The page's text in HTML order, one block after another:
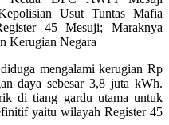
Usut Tuntas Mafia
45 Mesuji; Maraknya
Kerugian Negara
mengalami kerugian Rp
daya sebesar 3,8 juta kWh.
di tiang gardu utama untuk
yaitu wilayah Register 45